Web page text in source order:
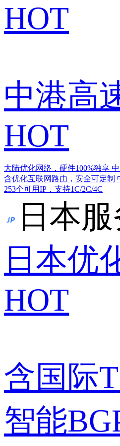
HOT
中港高
HOT
大陆优化网络，硬件100%独享
含优化互联网路由，安全可定制
253个可用IP，支持1C/2C/4C
日本
日本优
HOT
含国际
智能